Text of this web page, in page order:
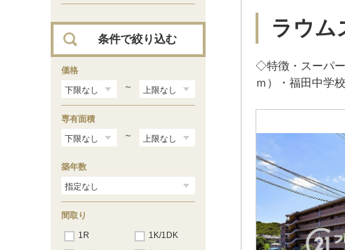
ラウ
◇特徴・スーパ
ｍ）・福田中学
滝の茶屋（16）
山陽垂水 （47）
霞ヶ丘（18）
舞子公園（20）
大蔵谷（32）
人丸前
山陽明石（33）
西新町
林崎松江海岸 （12）
藤江（12）
江井ヶ島
西江井ヶ島
山陽魚住（7）
東二見
西二見
播磨町
条件で絞り込む
価格
～
専有面積
～
築年数
間取り
1R
1K/1DK